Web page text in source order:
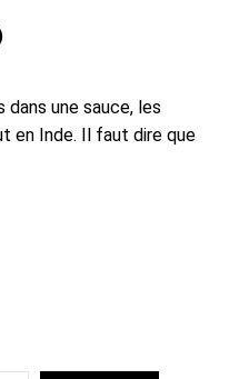
une sauce, les
en Inde. Il faut dire que